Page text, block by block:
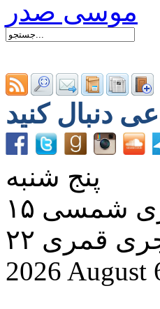
پنج شنبه
2026 August